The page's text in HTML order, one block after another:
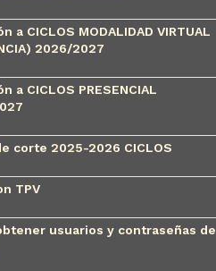
a CICLOS MODALIDAD VIRTUAL
2026/2027
a CICLOS PRESENCIAL
corte 2025-2026 CICLOS
TPV
usuarios y contraseñas de